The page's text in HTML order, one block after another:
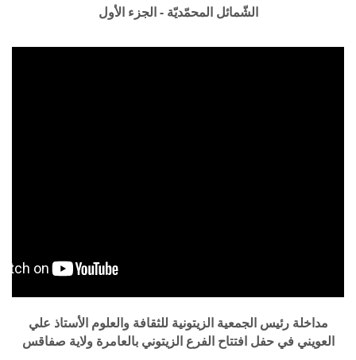
الشّمائل المحمّديّة - الجزء الأول
مداخلة رئيس الجمعية الزيتونية للثقافة والعلوم الأستاذ علي
العويني في حفل افتتاح الفرع الزيتوني بالعامرة ولاية صفاقس